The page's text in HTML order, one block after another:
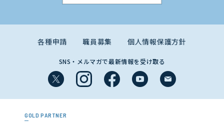
各種申請 職員募集 個人情報保護方針
SNS・メルマガで最新情報を受け取る
GOLD PARTNER